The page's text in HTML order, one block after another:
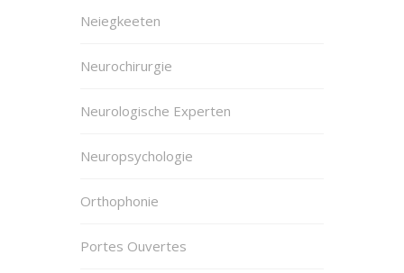
Neiegkeeten
Neurochirurgie
Neurologische Experten
Neuropsychologie
Orthophonie
Portes Ouvertes